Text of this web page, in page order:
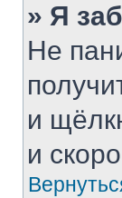
» Я
Не
и
и